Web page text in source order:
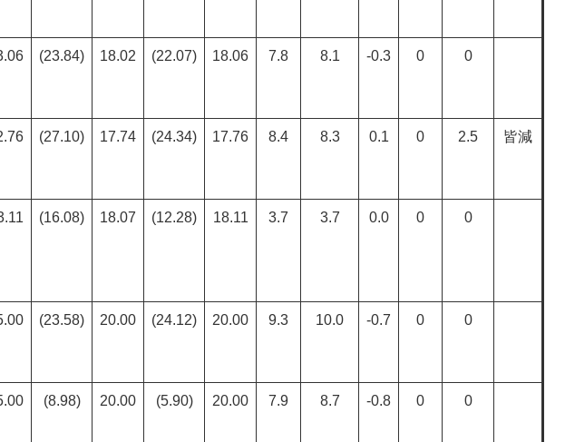
(23.84) 18.02 (22.07) 18.06 7.8 8.1 -0.3 0 0
(27.10) 17.74 (24.34) 17.76 8.4 8.3 0.1 0 2.5 皆減
(16.08) 18.07 (12.28) 18.11 3.7 3.7 0.0 0 0
(23.58) 20.00 (24.12) 20.00 9.3 10.0 -0.7 0 0
(8.98) 20.00 (5.90) 20.00 7.9 8.7 -0.8 0 0